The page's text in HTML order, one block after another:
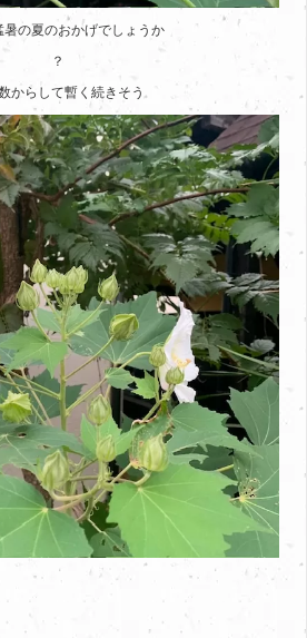
暑の夏のおかげでしょうか
？
からして暫く続きそう